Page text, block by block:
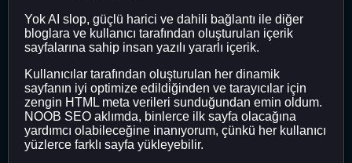
Yok AI slop, güçlü harici ve dahili bağlantı ile diğer
bloglara ve kullanıcı tarafından oluşturulan içerik
sayfalarına sahip insan yazılı yararlı içerik.
Kullanıcılar tarafından oluşturulan her dinamik
sayfanın iyi optimize edildiğinden ve tarayıcılar için
zengin HTML meta verileri sunduğundan emin oldum.
NOOB SEO aklımda, binlerce ilk sayfa olacağına
yardımcı olabileceğine inanıyorum, çünkü her kullanıcı
yüzlerce farklı sayfa yükleyebilir.